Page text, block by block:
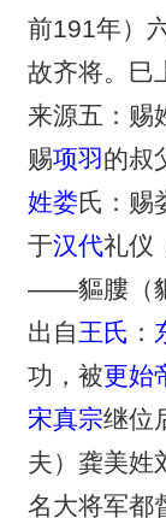
前191年）
故齐将。巳
来源五：赐
赐项羽 的叔
姓娄氏：赐
于汉代礼仪
——貙膢（
出自王氏 ：
功，被更始
宋真宗继位
夫）龚美姓
名大将军都